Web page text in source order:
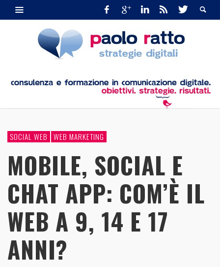
SOCIAL WEB WEB MARKETING
MOBILE, SOCIAL E
CHAT APP: COM’È IL
WEB A 9, 14 E 17
ANNI?